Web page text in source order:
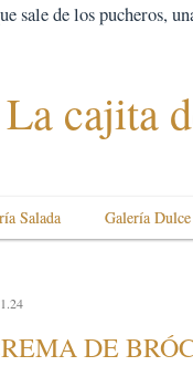
sale de los pucheros,
La cajita
Salada Galería Dulce
DE